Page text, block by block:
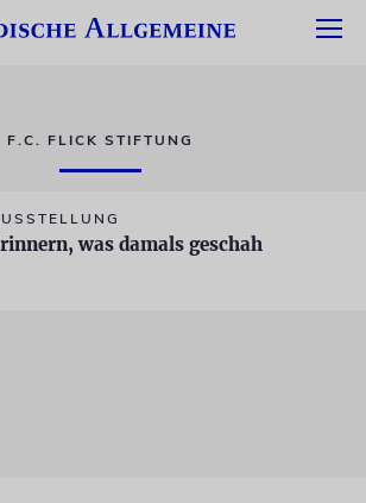
F.C. FLICK STIFTUNG
was damals geschah